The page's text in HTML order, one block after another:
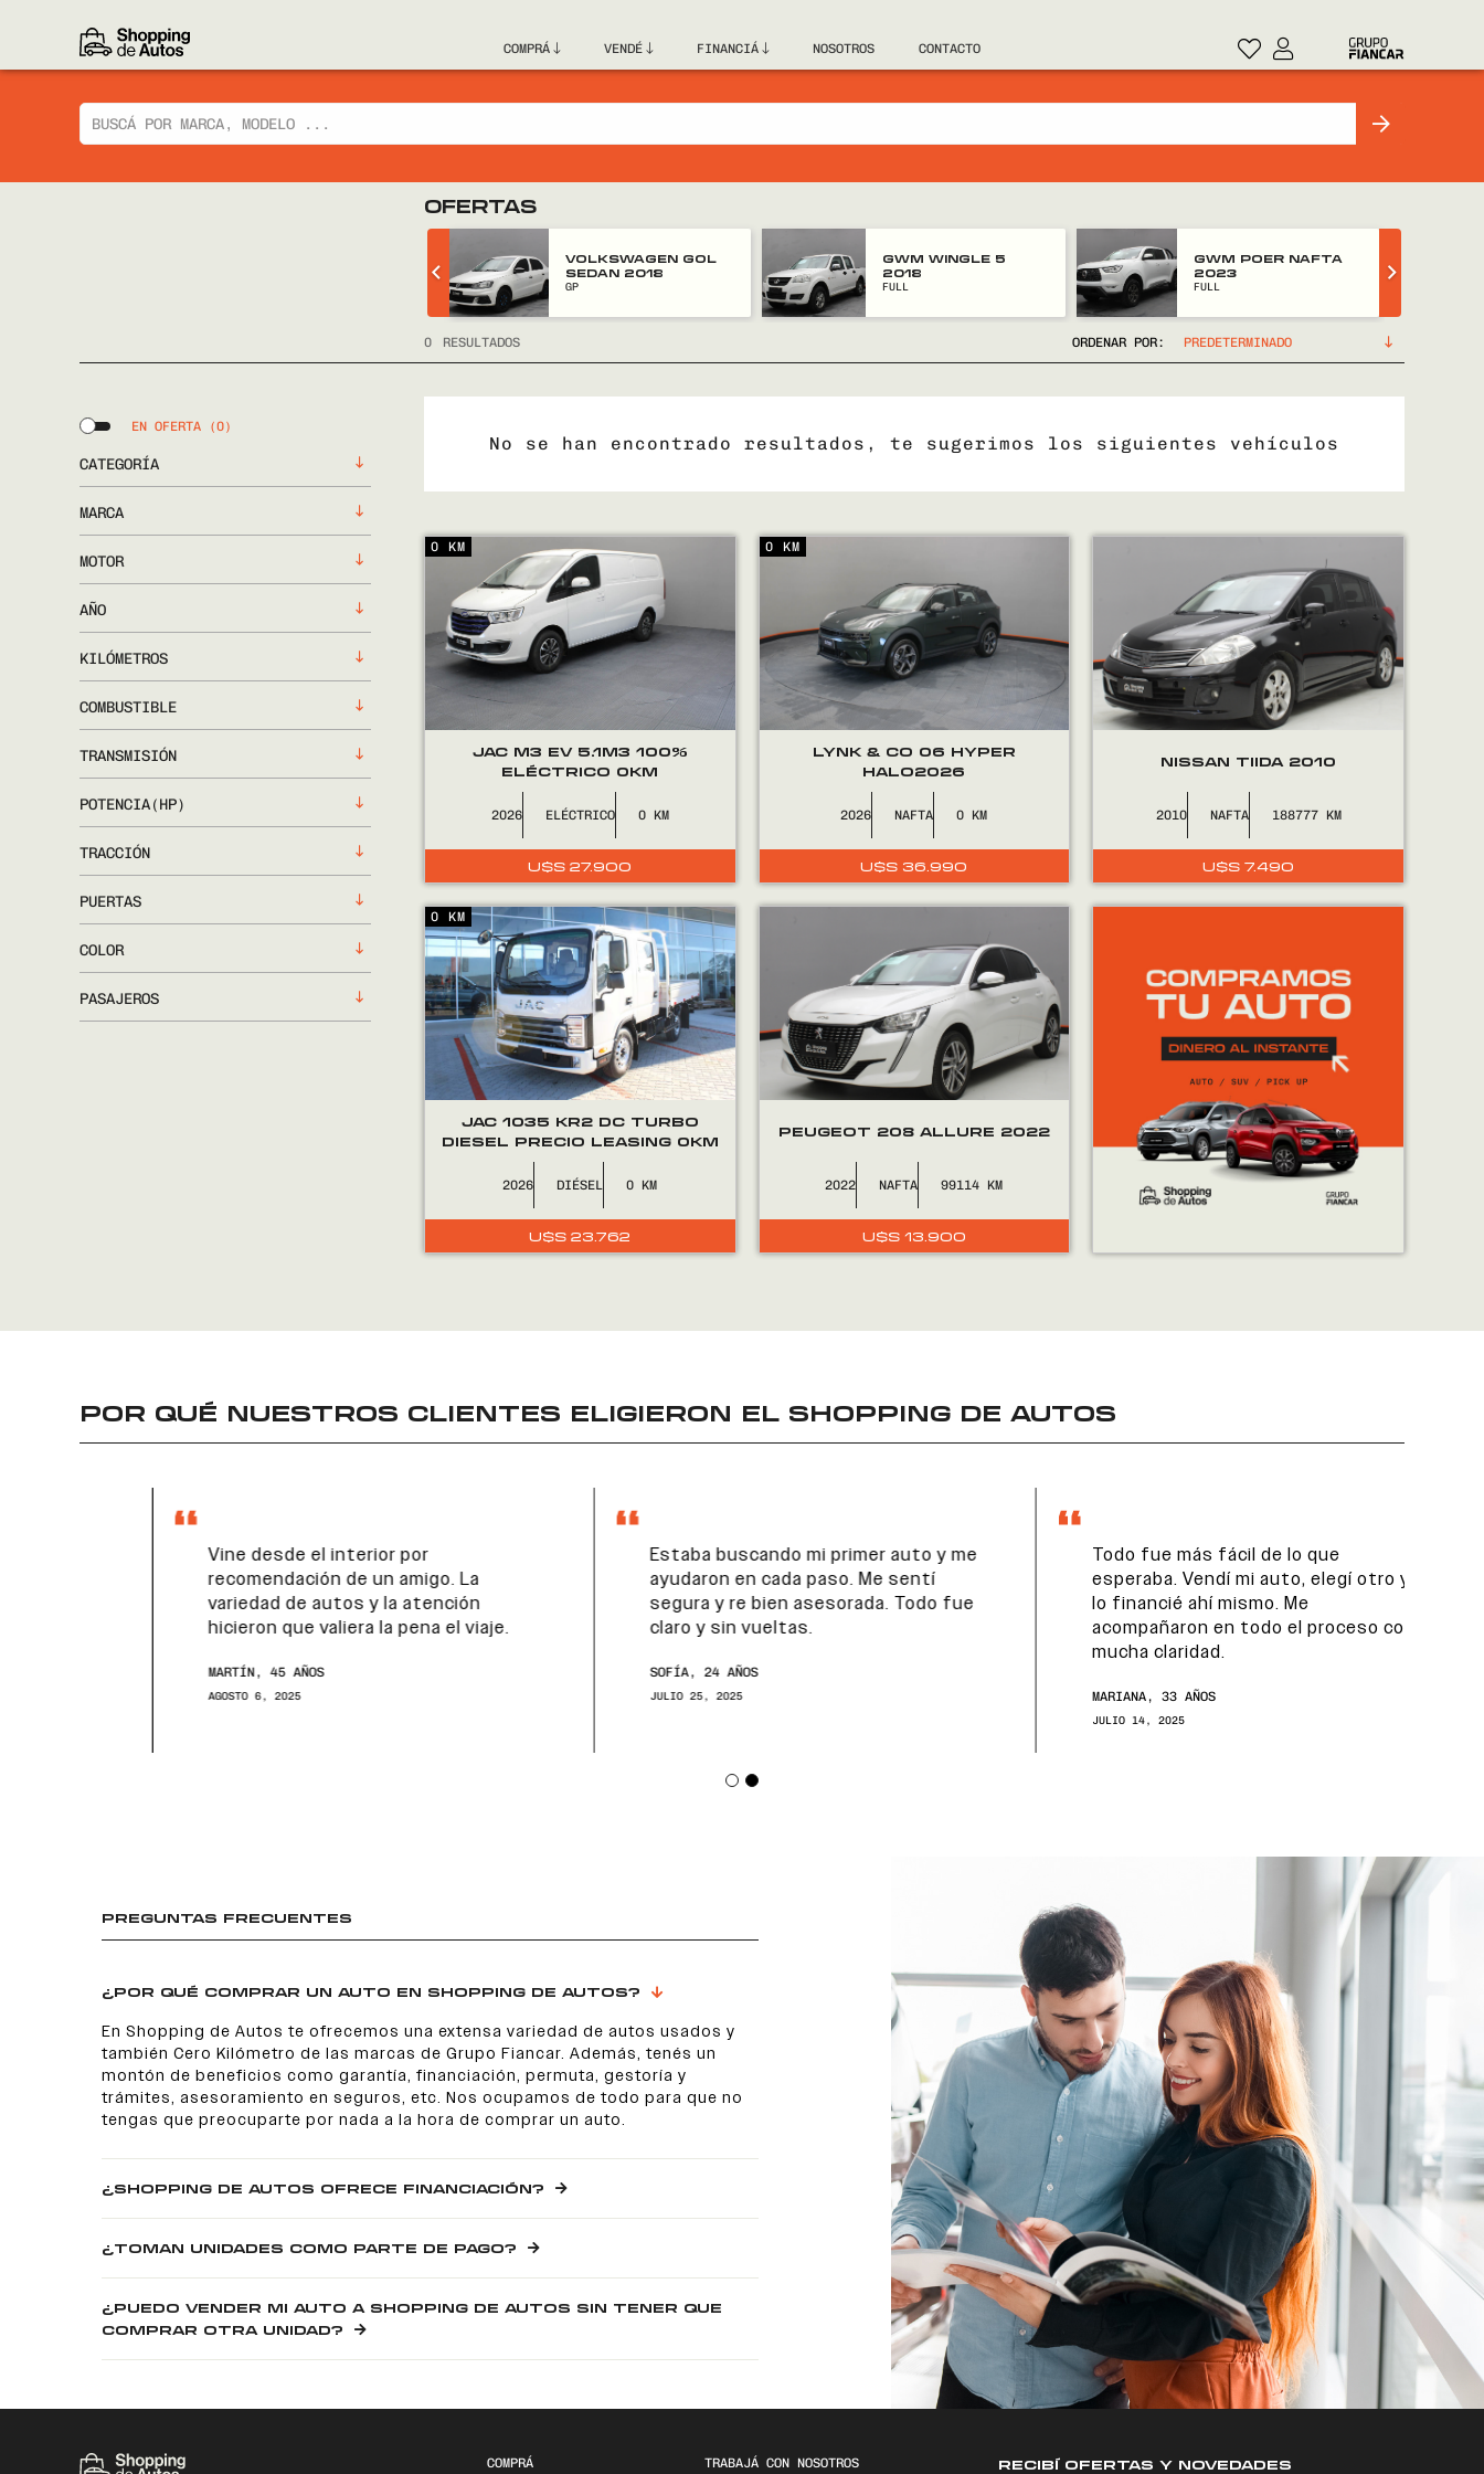
COMPRÁ VENDÉ FINANCIÁ NOSOTROS CONTACTO
OFERTAS
VOLKSWAGEN GOL
SEDAN 2018
GP
GWM WINGLE 5
2018
FULL
GWM POER NAFTA
2023
FULL
0 RESULTADOS ORDENAR POR:
EN OFERTA (0)
CATEGORÍA
MARCA
MOTOR
AÑO
KILÓMETROS
COMBUSTIBLE
TRANSMISIÓN
POTENCIA(HP)
TRACCIÓN
PUERTAS
COLOR
PASAJEROS
No se han encontrado resultados, te sugerimos los siguientes vehículos
JAC M3 EV 5.1M3 100%
ELÉCTRICO 0KM
2026 ELÉCTRICO 0
U$S27.900
0 KM
LYNK & CO 06 HYPER
HALO2026
2026 NAFTA 0
U$S 36.990
0 KM
NISSAN TIIDA 2010
2010 NAFTA 188777
U$S7.490
JAC 1035 KR2 DC TURBO
DIESEL PRECIO LEASING 0KM
2026 DIÉSEL 0
U$S23.762
0 KM
PEUGEOT 208 ALLURE 2022
2022 NAFTA 99114
U$S 13.900
POR QUÉ NUESTROS CLIENTES ELIGIERON EL SHOPPING DE AUTOS
Vine desde el interior por
recomendación de un amigo. La
variedad de autos y la atención
hicieron que valiera la pena el viaje.
MARTÍN, 45 AÑOS
AGOSTO 6, 2025
Estaba buscando mi primer auto y me
ayudaron en cada paso. Me sentí
segura y re bien asesorada. Todo fue
claro y sin vueltas.
SOFÍA, 24 AÑOS
JULIO 25, 2025
Todo fue más fácil de lo que
esperaba. Vendí mi auto, elegí otro y
lo financié ahí mismo. Me
acompañaron en todo el proceso con
mucha claridad.
MARIANA, 33 AÑOS
JULIO 14, 2025
PREGUNTAS FRECUENTES
¿POR QUÉ COMPRAR UN AUTO EN SHOPPING DE AUTOS?
En Shopping de Autos te ofrecemos una extensa variedad de autos usados y
también Cero Kilómetro de las marcas de Grupo Fiancar. Además, tenés un
montón de beneficios como garantía, financiación, permuta, gestoría y
trámites, asesoramiento en seguros, etc. Nos ocupamos de todo para que no
tengas que preocuparte por nada a la hora de comprar un auto.
¿SHOPPING DE AUTOS OFRECE FINANCIACIÓN?
¿TOMAN UNIDADES COMO PARTE DE PAGO?
¿PUEDO VENDER MI AUTO A SHOPPING DE AUTOS SIN TENER QUE
COMPRAR OTRA UNIDAD?
COMPRÁ TRABAJÁ CON NOSOTROS RECIBÍ OFERTAS Y NOVEDADES